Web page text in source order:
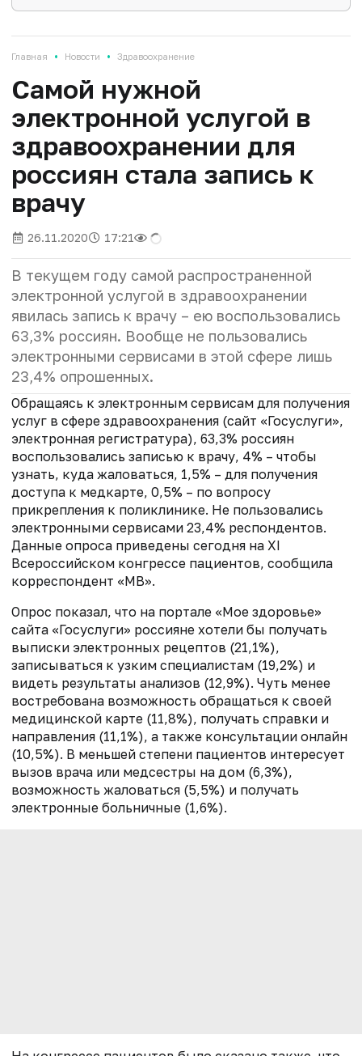
Главная • Новости • Здравоохранение
Самой нужной
электронной услугой в
здравоохранении для
россиян стала запись к
врачу
26.11.2020 17:21
В текущем году самой распространенной
электронной услугой в здравоохранении
явилась запись к врачу – ею воспользовались
63,3% россиян. Вообще не пользовались
электронными сервисами в этой сфере лишь
23,4% опрошенных.
Обращаясь к электронным сервисам для получения
услуг в сфере здравоохранения (сайт «Госуслуги»,
электронная регистратура), 63,3% россиян
воспользовались записью к врачу, 4% – чтобы
узнать, куда жаловаться, 1,5% – для получения
доступа к медкарте, 0,5% – по вопросу
прикрепления к поликлинике. Не пользовались
электронными сервисами 23,4% респондентов.
Данные опроса приведены сегодня на XI
Всероссийском конгрессе пациентов, сообщила
корреспондент «МВ».
Опрос показал, что на портале «Мое здоровье»
сайта «Госуслуги» россияне хотели бы получать
выписки электронных рецептов (21,1%),
записываться к узким специалистам (19,2%) и
видеть результаты анализов (12,9%). Чуть менее
востребована возможность обращаться к своей
медицинской карте (11,8%), получать справки и
направления (11,1%), а также консультации онлайн
(10,5%). В меньшей степени пациентов интересует
вызов врача или медсестры на дом (6,3%),
возможность жаловаться (5,5%) и получать
электронные больничные (1,6%).